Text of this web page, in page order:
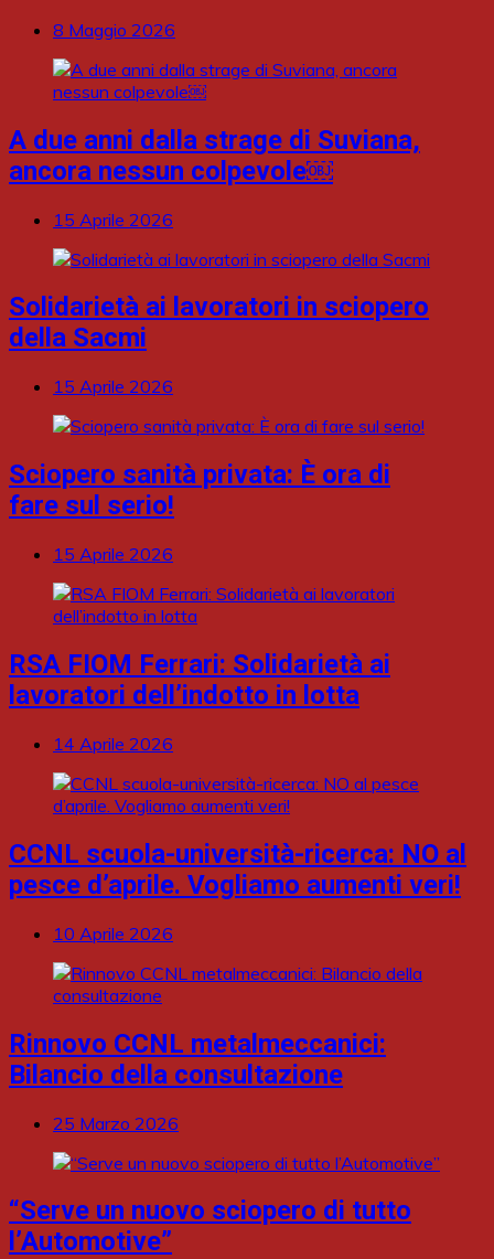
8 Maggio 2026
A due anni dalla strage di Suviana,
ancora nessun colpevole￼
15 Aprile 2026
Solidarietà ai lavoratori in sciopero
della Sacmi
15 Aprile 2026
Sciopero sanità privata: È ora di
fare sul serio!
15 Aprile 2026
RSA FIOM Ferrari: Solidarietà ai
lavoratori dell’indotto in lotta
14 Aprile 2026
CCNL scuola-università-ricerca: NO al
pesce d’aprile. Vogliamo aumenti veri!
10 Aprile 2026
Rinnovo CCNL metalmeccanici:
Bilancio della consultazione
25 Marzo 2026
“Serve un nuovo sciopero di tutto
l’Automotive”